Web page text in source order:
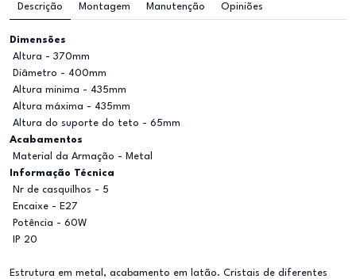
Descrição Montagem Manutenção Opiniões
Dimensões
Altura - 370mm
Diâmetro - 400mm
Altura minima - 435mm
Altura máxima - 435mm
Altura do suporte do teto - 65mm
Acabamentos
Material da Armação - Metal
Informação Técnica
Nr de casquilhos - 5
Encaixe - E27
Potência - 60W
IP 20
Estrutura em metal, acabamento em latão. Cristais de diferentes